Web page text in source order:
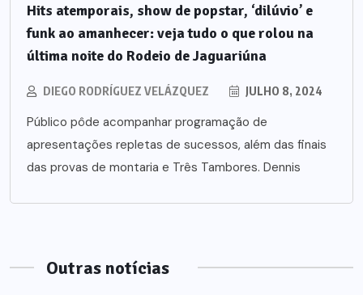
Hits atemporais, show de popstar, ‘dilúvio’ e
funk ao amanhecer: veja tudo o que rolou na
última noite do Rodeio de Jaguariúna
DIEGO RODRÍGUEZ VELÁZQUEZ JULHO 8, 2024
Público pôde acompanhar programação de
apresentações repletas de sucessos, além das finais
das provas de montaria e Três Tambores. Dennis
Outras notícias